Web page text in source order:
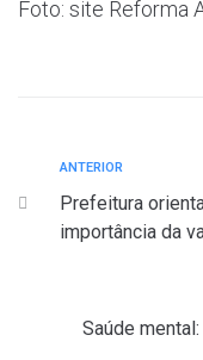
Foto: site Reforma
ANTERIOR
Prefeitura
importância da
Saúde